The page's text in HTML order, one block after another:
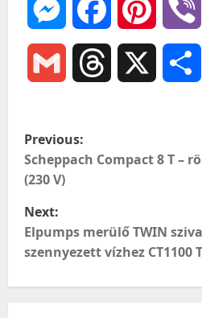
MessengerFacebookPinterest
Gmail Threads
P
o
s
t
Previous:
Scheppach Compact 8 T –
(230 V)
Next:
Elpumps merülő TWIN
szennyezett vízhez CT1100